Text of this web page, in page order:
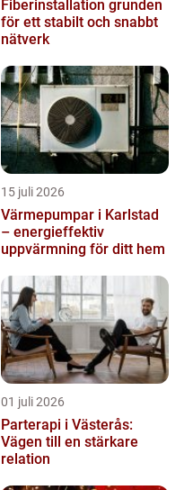
Fiberinstallation grunden
för ett stabilt och snabbt
nätverk
15 juli 2026
Värmepumpar i Karlstad
– energieffektiv
uppvärmning för ditt hem
01 juli 2026
Parterapi i Västerås:
Vägen till en stärkare
relation